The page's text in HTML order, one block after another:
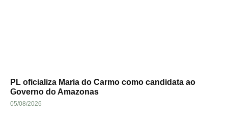
PL oficializa Maria do Carmo como candidata ao
Governo do Amazonas
05/08/2026